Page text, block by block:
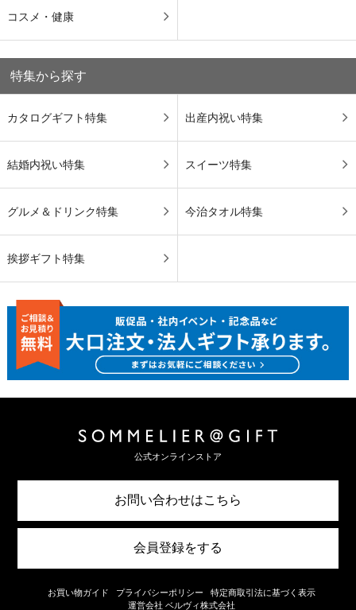
コスメ・健康
特集から探す
カタログギフト特集 出産内祝い特集
結婚内祝い特集 スイーツ特集
グルメ＆ドリンク特集 今治タオル特集
挨拶ギフト特集
公式オンラインストア
お問い合わせはこちら
会員登録をする
お買い物ガイド プライバシーポリシー
特定商取引法に基づく表示
運営会社 ベルヴィ株式会社